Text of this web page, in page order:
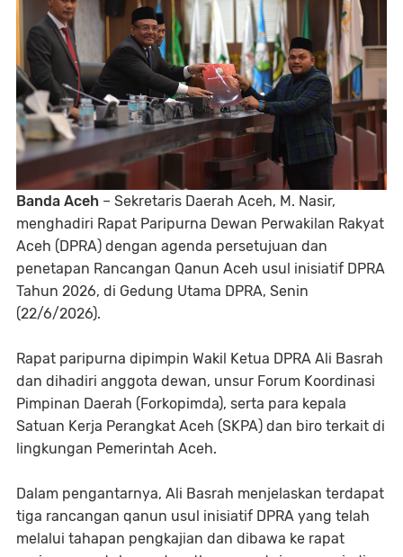
Banda Aceh – Sekretaris Daerah Aceh, M. Nasir,
menghadiri Rapat Paripurna Dewan Perwakilan Rakyat
Aceh (DPRA) dengan agenda persetujuan dan
penetapan Rancangan Qanun Aceh usul inisiatif DPRA
Tahun 2026, di Gedung Utama DPRA, Senin
(22/6/2026).
Rapat paripurna dipimpin Wakil Ketua DPRA Ali Basrah
dan dihadiri anggota dewan, unsur Forum Koordinasi
Pimpinan Daerah (Forkopimda), serta para kepala
Satuan Kerja Perangkat Aceh (SKPA) dan biro terkait di
lingkungan Pemerintah Aceh.
Dalam pengantarnya, Ali Basrah menjelaskan terdapat
tiga rancangan qanun usul inisiatif DPRA yang telah
melalui tahapan pengkajian dan dibawa ke rapat